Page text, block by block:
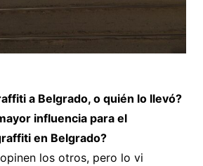
a Belgrado, o quién lo llevó?
influencia para el
en Belgrado?
los otros, pero lo vi